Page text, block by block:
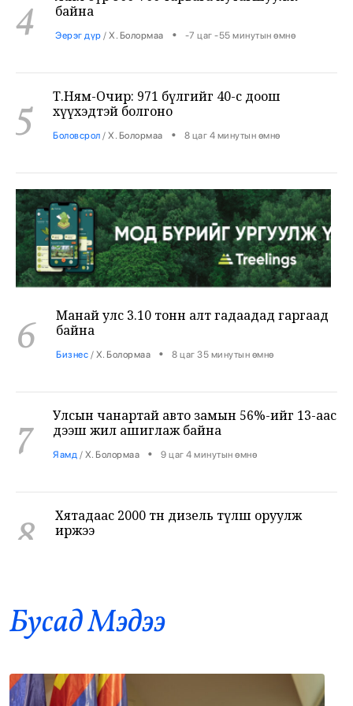
5
хүүхэдтэй болгоно
Боловсрол/ Х. Болормаа • 8 цаг 4 минутын өмнө
6
Манай улс 3.10 тонн алт гадаадад гаргаад
Бизнес/Х. Болормаа • 8 цаг 35 минутын өмнө
7
дээш жил ашиглаж байна
Яамд/Х. Болормаа • 9 цаг 4 минутын өмнө
8
иржээ
Уул уурхай/Х. Болормаа • 9 цаг 33 минутын өмнө
9
шийдвэрлэлтийн тайланг хэлэлцэж байна
Нийслэл / АДМИН •
Төмөр замчид баяр наадмаа цуцаллаа
Бусад Mэдээ